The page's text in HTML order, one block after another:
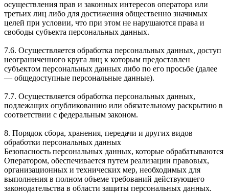
осуществления прав и законных интересов оператора или
третьих лиц либо для достижения общественно значимых
целей при условии, что при этом не нарушаются права и
свободы субъекта персональных данных.
7.6. Осуществляется обработка персональных данных, доступ
неограниченного круга лиц к которым предоставлен
субъектом персональных данных либо по его просьбе (далее
— общедоступные персональные данные).
7.7. Осуществляется обработка персональных данных,
подлежащих опубликованию или обязательному раскрытию в
соответствии с федеральным законом.
8. Порядок сбора, хранения, передачи и других видов
обработки персональных данных
Безопасность персональных данных, которые обрабатываются
Оператором, обеспечивается путем реализации правовых,
организационных и технических мер, необходимых для
выполнения в полном объеме требований действующего
законодательства в области защиты персональных данных.